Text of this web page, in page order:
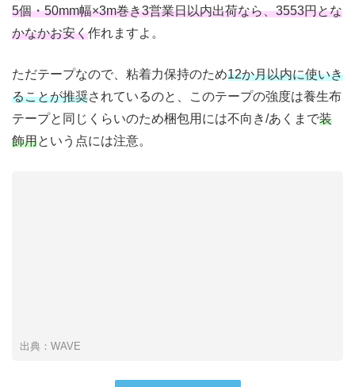
5個・50mm幅×3m巻き3営業日以内出荷なら、3553円とな
かなかお安く作れますよ。
ただテープなので、粘着力保持のため12か月以内に使いき
ることが推奨されているのと、このテープの強度は養生布
テープと同じくらいのため梱包用には不向き/あくまで装
飾用という点には注意。
出典：WAVE